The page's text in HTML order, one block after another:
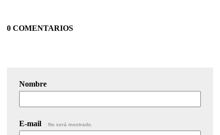
0 COMENTARIOS
Nombre
E-mail No será mostrado.